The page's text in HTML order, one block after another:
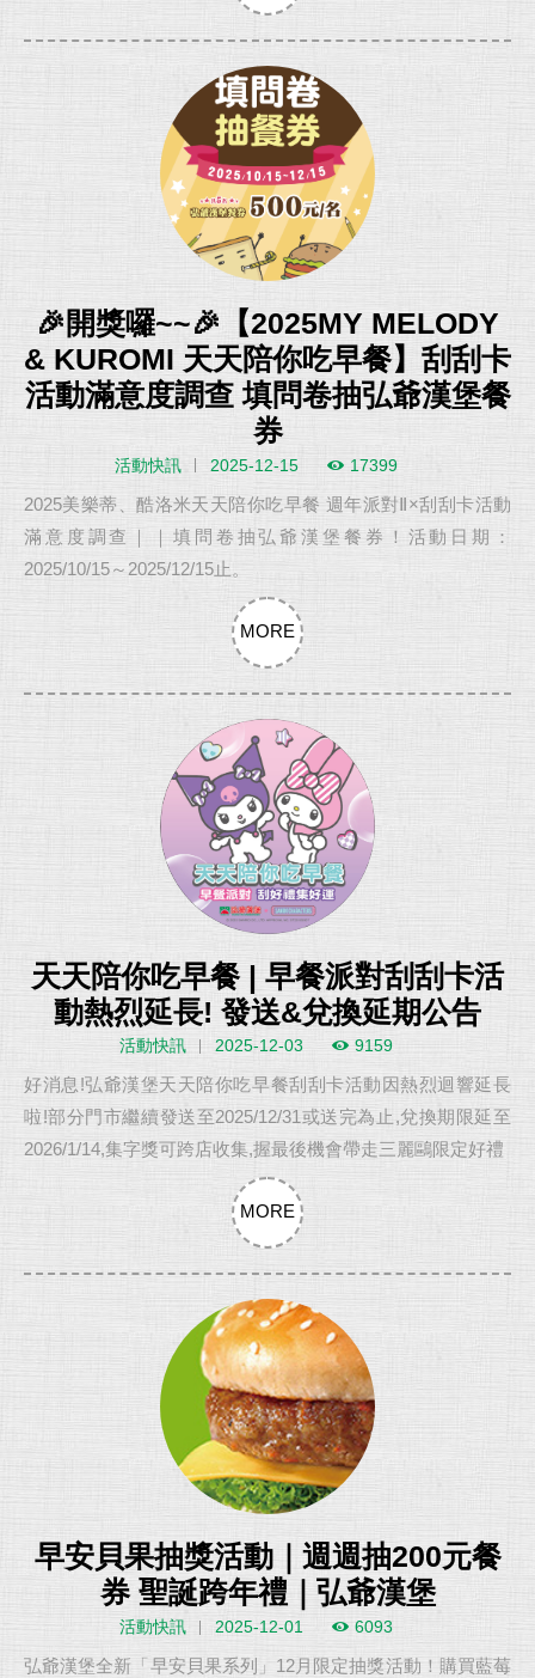
🎉開獎囉~~🎉【2025MY MELODY
& KUROMI 天天陪你吃早餐】刮刮卡
活動滿意度調查 填問卷抽弘爺漢堡餐
券
活動快訊 2025-12-15 17399
2025美樂蒂、酷洛米天天陪你吃早餐 週年派對Ⅱ×刮刮卡活動
滿意度調查｜｜填問卷抽弘爺漢堡餐券！活動日期：
2025/10/15～2025/12/15止。
MORE
天天陪你吃早餐 | 早餐派對刮刮卡活
動熱烈延長! 發送&兌換延期公告
活動快訊 2025-12-03 9159
好消息!弘爺漢堡天天陪你吃早餐刮刮卡活動因熱烈迴響延長
啦!部分門市繼續發送至2025/12/31或送完為止,兌換期限延至
2026/1/14,集字獎可跨店收集,握最後機會帶走三麗鷗限定好禮
MORE
早安貝果抽獎活動｜週週抽200元餐
券 聖誕跨年禮｜弘爺漢堡
活動快訊 2025-12-01 6093
弘爺漢堡全新「早安貝果系列」12月限定抽獎活動！購買藍莓